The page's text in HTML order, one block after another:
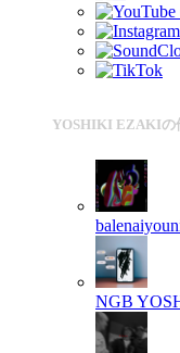
YOSHIKI EZAKIの
NGB